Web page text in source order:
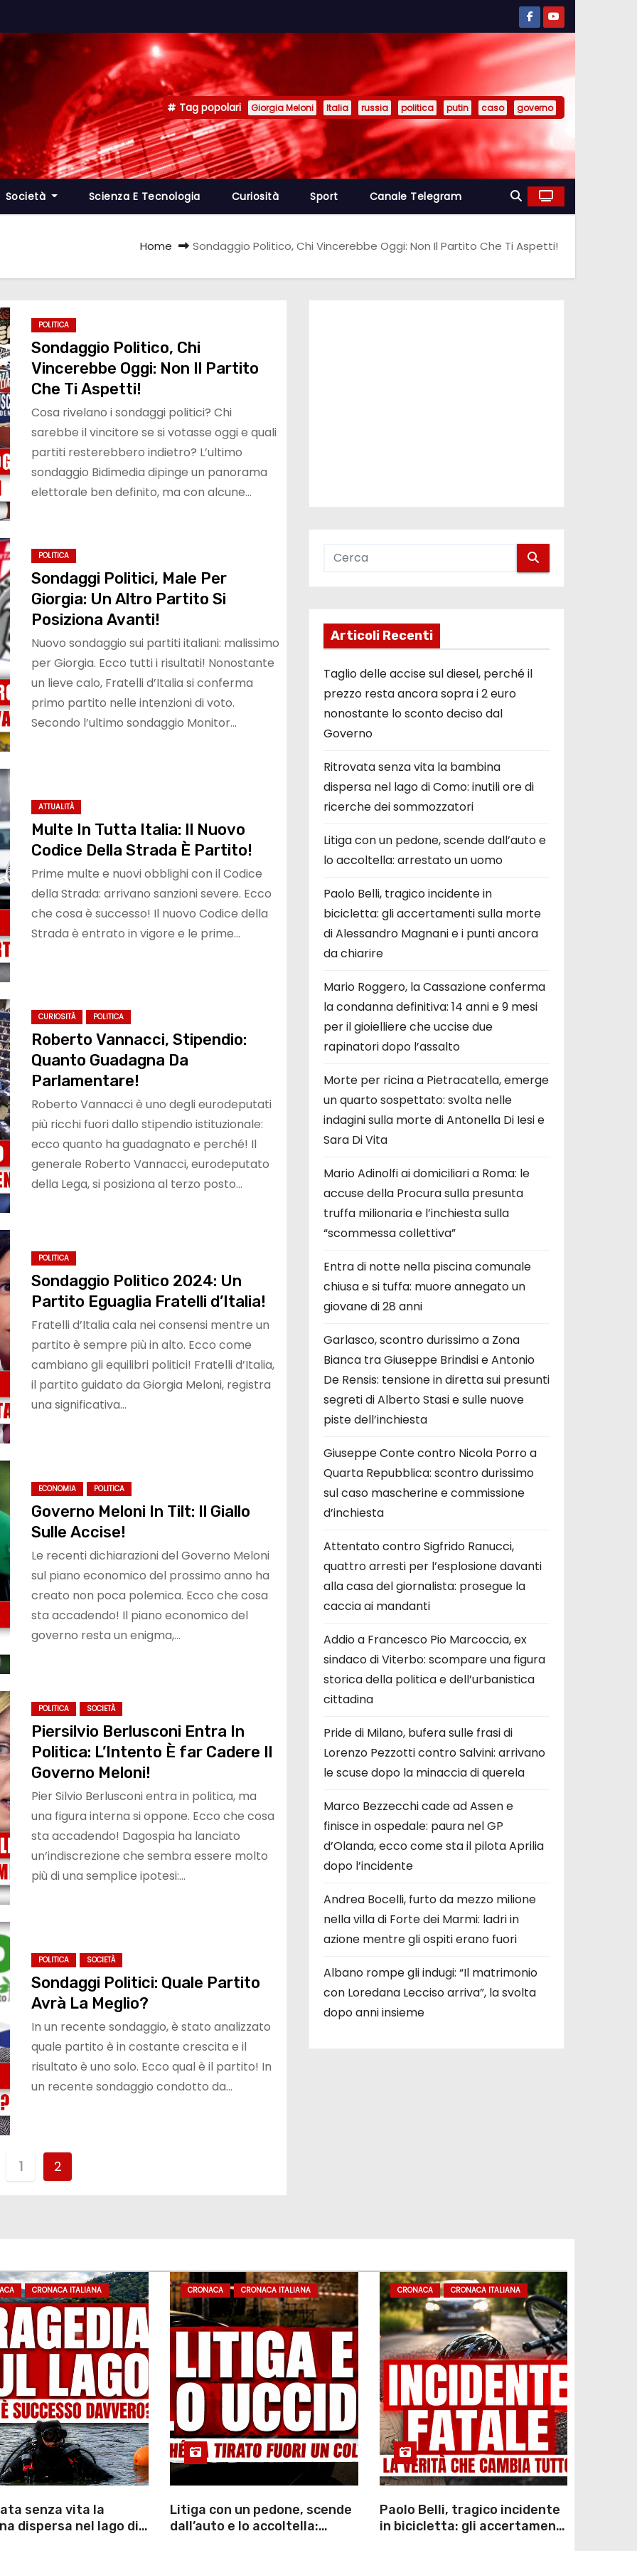
Tag popolari Giorgia Meloni Italia russia politica putin caso governo
Società Scienza E Tecnologia Curiosità Sport Canale Telegram
Home Sondaggio Politico, Chi Vincerebbe Oggi: Non Il Partito Che Ti Aspetti!
POLITICA
Sondaggio Politico, Chi
Vincerebbe Oggi: Non Il Partito
Che Ti Aspetti!
Cosa rivelano i sondaggi politici? Chi
sarebbe il vincitore se si votasse oggi e quali
partiti resterebbero indietro? L’ultimo
sondaggio Bidimedia dipinge un panorama
elettorale ben definito, ma con alcune…
POLITICA
Sondaggi Politici, Male Per
Giorgia: Un Altro Partito Si
Posiziona Avanti!
Nuovo sondaggio sui partiti italiani: malissimo
per Giorgia. Ecco tutti i risultati! Nonostante
un lieve calo, Fratelli d’Italia si conferma
primo partito nelle intenzioni di voto.
Secondo l’ultimo sondaggio Monitor…
ATTUALITÀ
Multe In Tutta Italia: Il Nuovo
Codice Della Strada È Partito!
Prime multe e nuovi obblighi con il Codice
della Strada: arrivano sanzioni severe. Ecco
che cosa è successo! Il nuovo Codice della
Strada è entrato in vigore e le prime…
CURIOSITÀ POLITICA
Roberto Vannacci, Stipendio:
Quanto Guadagna Da
Parlamentare!
Roberto Vannacci è uno degli eurodeputati
più ricchi fuori dallo stipendio istituzionale:
ecco quanto ha guadagnato e perché! Il
generale Roberto Vannacci, eurodeputato
della Lega, si posiziona al terzo posto…
POLITICA
Sondaggio Politico 2024: Un
Partito Eguaglia Fratelli d’Italia!
Fratelli d’Italia cala nei consensi mentre un
partito è sempre più in alto. Ecco come
cambiano gli equilibri politici! Fratelli d’Italia,
il partito guidato da Giorgia Meloni, registra
una significativa…
ECONOMIA POLITICA
Governo Meloni In Tilt: Il Giallo
Sulle Accise!
Le recenti dichiarazioni del Governo Meloni
sul piano economico del prossimo anno ha
creato non poca polemica. Ecco che cosa
sta accadendo! Il piano economico del
governo resta un enigma,…
POLITICA SOCIETÀ
Piersilvio Berlusconi Entra In
Politica: L’Intento È far Cadere Il
Governo Meloni!
Pier Silvio Berlusconi entra in politica, ma
una figura interna si oppone. Ecco che cosa
sta accadendo! Dagospia ha lanciato
un’indiscrezione che sembra essere molto
più di una semplice ipotesi:…
POLITICA SOCIETÀ
Sondaggi Politici: Quale Partito
Avrà La Meglio?
In un recente sondaggio, è stato analizzato
quale partito è in costante crescita e il
risultato è uno solo. Ecco qual è il partito! In
un recente sondaggio condotto da…
1 2
Articoli Recenti
Taglio delle accise sul diesel, perché il
prezzo resta ancora sopra i 2 euro
nonostante lo sconto deciso dal
Governo
Ritrovata senza vita la bambina
dispersa nel lago di Como: inutili ore di
ricerche dei sommozzatori
Litiga con un pedone, scende dall’auto e
lo accoltella: arrestato un uomo
Paolo Belli, tragico incidente in
bicicletta: gli accertamenti sulla morte
di Alessandro Magnani e i punti ancora
da chiarire
Mario Roggero, la Cassazione conferma
la condanna definitiva: 14 anni e 9 mesi
per il gioielliere che uccise due
rapinatori dopo l’assalto
Morte per ricina a Pietracatella, emerge
un quarto sospettato: svolta nelle
indagini sulla morte di Antonella Di Iesi e
Sara Di Vita
Mario Adinolfi ai domiciliari a Roma: le
accuse della Procura sulla presunta
truffa milionaria e l’inchiesta sulla
“scommessa collettiva”
Entra di notte nella piscina comunale
chiusa e si tuffa: muore annegato un
giovane di 28 anni
Garlasco, scontro durissimo a Zona
Bianca tra Giuseppe Brindisi e Antonio
De Rensis: tensione in diretta sui presunti
segreti di Alberto Stasi e sulle nuove
piste dell’inchiesta
Giuseppe Conte contro Nicola Porro a
Quarta Repubblica: scontro durissimo
sul caso mascherine e commissione
d’inchiesta
Attentato contro Sigfrido Ranucci,
quattro arresti per l’esplosione davanti
alla casa del giornalista: prosegue la
caccia ai mandanti
Addio a Francesco Pio Marcoccia, ex
sindaco di Viterbo: scompare una figura
storica della politica e dell’urbanistica
cittadina
Pride di Milano, bufera sulle frasi di
Lorenzo Pezzotti contro Salvini: arrivano
le scuse dopo la minaccia di querela
Marco Bezzecchi cade ad Assen e
finisce in ospedale: paura nel GP
d’Olanda, ecco come sta il pilota Aprilia
dopo l’incidente
Andrea Bocelli, furto da mezzo milione
nella villa di Forte dei Marmi: ladri in
azione mentre gli ospiti erano fuori
Albano rompe gli indugi: “Il matrimonio
con Loredana Lecciso arriva”, la svolta
dopo anni insieme
CRONACA ITALIANA
senza vita la
dispersa nel lago di
CRONACA CRONACA ITALIANA
Litiga con un pedone, scende
dall’auto e lo accoltella:
CRONACA CRONACA ITALIANA
Paolo Belli, tragico incidente
in bicicletta: gli accertamenti